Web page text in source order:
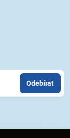
Odebírat